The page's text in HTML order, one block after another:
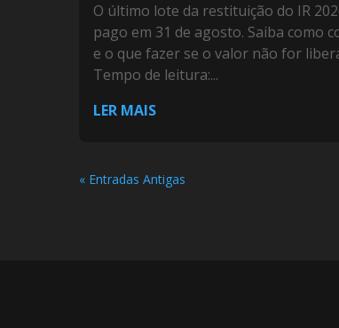
O último lote da restituição do IR
pago em 31 de agosto. Saiba como
e o que fazer se o valor não for
Tempo de leitura:...
LER MAIS
« Entradas Antigas